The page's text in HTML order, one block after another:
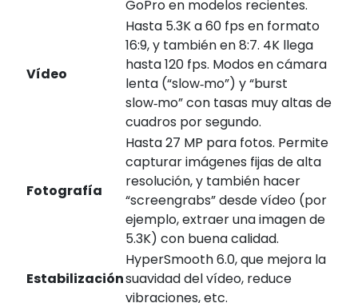
GoPro en modelos recientes.
Vídeo
Hasta 5.3K a 60 fps en formato
16:9, y también en 8:7. 4K llega
hasta 120 fps. Modos en cámara
lenta (“slow‑mo”) y “burst
slow‑mo” con tasas muy altas de
cuadros por segundo.
Fotografía
Hasta 27 MP para fotos. Permite
capturar imágenes fijas de alta
resolución, y también hacer
“screengrabs” desde vídeo (por
ejemplo, extraer una imagen de
5.3K) con buena calidad.
Estabilización
HyperSmooth 6.0, que mejora la
suavidad del vídeo, reduce
vibraciones, etc.